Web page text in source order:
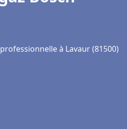
à Lavaur (81500)